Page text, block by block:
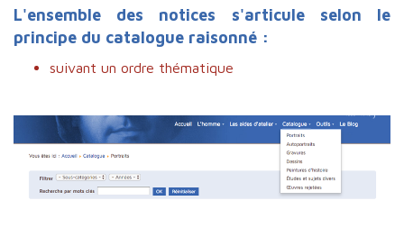
L'ensemble des notices s'articule selon le
principe du catalogue raisonné :
suivant un ordre thématique